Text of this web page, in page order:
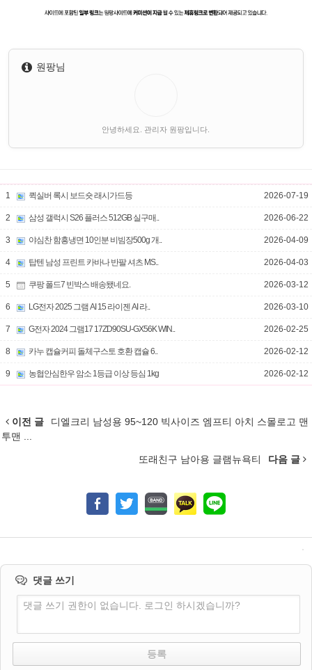
원팡님
안녕하세요. 관리자 원팡입니다.
1 퀵실버 록시 보드숏 래시가드등 2026-07-19
2 삼성 갤럭시 S26 플러스 512GB 실구매.. 2026-06-22
3 야심찬 함흥냉면 10인분 비빔장500g 개.. 2026-04-09
4 탑텐 남성 프린트 카바나 반팔 셔츠 MS.. 2026-04-03
5 쿠팡 폴드7 빈박스 배송됐네요. 2026-03-12
6 LG전자 2025 그램 AI 15 라이젠 AI 라.. 2026-03-10
7 G전자 2024 그램17 17ZD90SU-GX56K WIN.. 2026-02-25
8 카누 캡슐커피 돌체구스토 호환 캡슐 6.. 2026-02-12
9 농협안심한우 암소 1등급 이상 등심 1kg 2026-02-12
이전 글
디엘크리 남성용 95~120 빅사이즈 엠프티 아치 스몰로고 맨
투맨 ...
또래친구 남아용 글램뉴욕티 다음 글
댓글 쓰기
댓글 쓰기 권한이 없습니다. 로그인 하시겠습니까?